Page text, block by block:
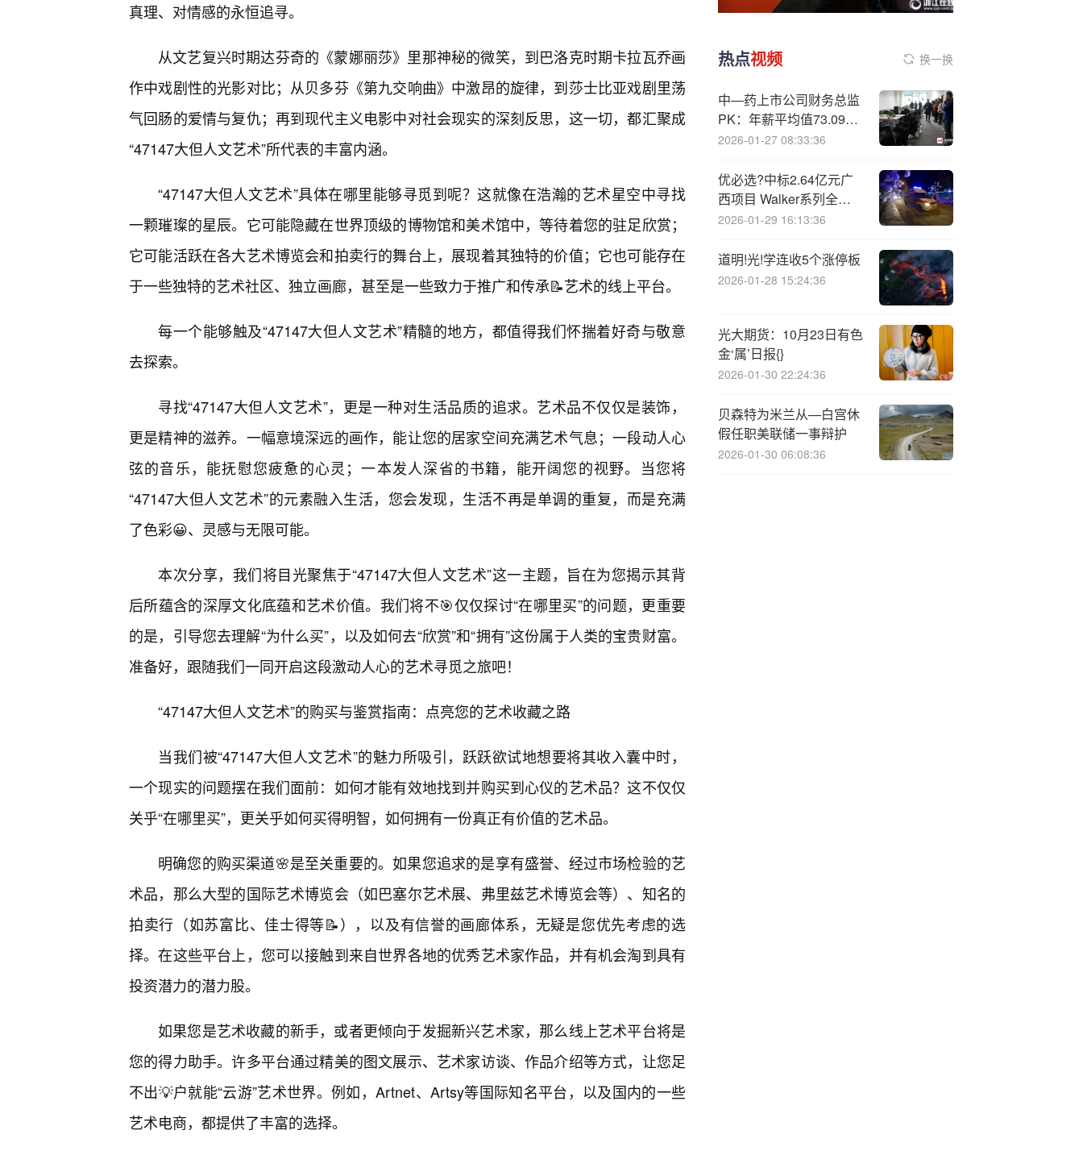
真理、对情感的永恒追寻。
从文艺复兴时期达芬奇的《蒙娜丽莎》里那神秘的微笑，到巴洛克时期卡拉瓦乔画
作中戏剧性的光影对比；从贝多芬《第九交响曲》中激昂的旋律，到莎士比亚戏剧里荡
气回肠的爱情与复仇；再到现代主义电影中对社会现实的深刻反思，这一切，都汇聚成
“47147大但人文艺术”所代表的丰富内涵。
“47147大但人文艺术”具体在哪里能够寻觅到呢？这就像在浩瀚的艺术星空中寻找
一颗璀璨的星辰。它可能隐藏在世界顶级的博物馆和美术馆中，等待着您的驻足欣赏；
它可能活跃在各大艺术博览会和拍卖行的舞台上，展现着其独特的价值；它也可能存在
于一些独特的艺术社区、独立画廊，甚至是一些致力于推广和传承📝艺术的线上平台。
每一个能够触及“47147大但人文艺术”精髓的地方，都值得我们怀揣着好奇与敬意
去探索。
寻找“47147大但人文艺术”，更是一种对生活品质的追求。艺术品不仅仅是装饰，
更是精神的滋养。一幅意境深远的画作，能让您的居家空间充满艺术气息；一段动人心
弦的音乐，能抚慰您疲惫的心灵；一本发人深省的书籍，能开阔您的视野。当您将
“47147大但人文艺术”的元素融入生活，您会发现，生活不再是单调的重复，而是充满
了色彩😀、灵感与无限可能。
本次分享，我们将目光聚焦于“47147大但人文艺术”这一主题，旨在为您揭示其背
后所蕴含的深厚文化底蕴和艺术价值。我们将不🎯仅仅探讨“在哪里买”的问题，更重要
的是，引导您去理解“为什么买”，以及如何去“欣赏”和“拥有”这份属于人类的宝贵财富。
准备好，跟随我们一同开启这段激动人心的艺术寻觅之旅吧！
“47147大但人文艺术”的购买与鉴赏指南：点亮您的艺术收藏之路
当我们被“47147大但人文艺术”的魅力所吸引，跃跃欲试地想要将其收入囊中时，
一个现实的问题摆在我们面前：如何才能有效地找到并购买到心仪的艺术品？这不仅仅
关乎“在哪里买”，更关乎如何买得明智，如何拥有一份真正有价值的艺术品。
明确您的购买渠道🌸是至关重要的。如果您追求的是享有盛誉、经过市场检验的艺
术品，那么大型的国际艺术博览会（如巴塞尔艺术展、弗里兹艺术博览会等）、知名的
拍卖行（如苏富比、佳士得等📝），以及有信誉的画廊体系，无疑是您优先考虑的选
择。在这些平台上，您可以接触到来自世界各地的优秀艺术家作品，并有机会淘到具有
投资潜力的潜力股。
如果您是艺术收藏的新手，或者更倾向于发掘新兴艺术家，那么线上艺术平台将是
您的得力助手。许多平台通过精美的图文展示、艺术家访谈、作品介绍等方式，让您足
不出💡户就能“云游”艺术世界。例如，Artnet、Artsy等国际知名平台，以及国内的一些
艺术电商，都提供了丰富的选择。
热点视频 换一换
中—药上市公司财务总监
PK：年薪平均值73.09万
元 济川药业严宏泉
2026-01-27 08:33:36
优必选?中标2.64亿元广
西项目 Walker系列全年
总订单近11亿元
2026-01-29 16:13:36
道明!光!学连收5个涨停板
2026-01-28 15:24:36
光大期货：10月23日有色
金‘属’日报{}
2026-01-30 22:24:36
贝森特为米兰从—白宫休
假任职美联储一事辩护
2026-01-30 06:08:36